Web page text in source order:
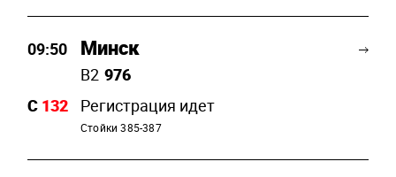
09:50 Минск
B2 976
C 132 Регистрация идет
Стойки 385-387